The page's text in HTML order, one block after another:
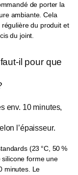
de porter la
ambiante. Cela
du produit et
du joint.
il pour que
env. 10 minutes,
l’épaisseur.
(23 °C, 50 %
silicone forme une
minutes. Le